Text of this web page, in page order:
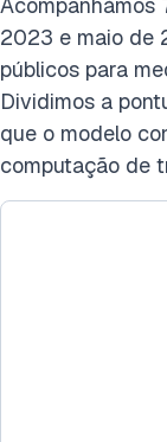
2023 e maio de
públicos para
Dividimos a
que o modelo
computação de